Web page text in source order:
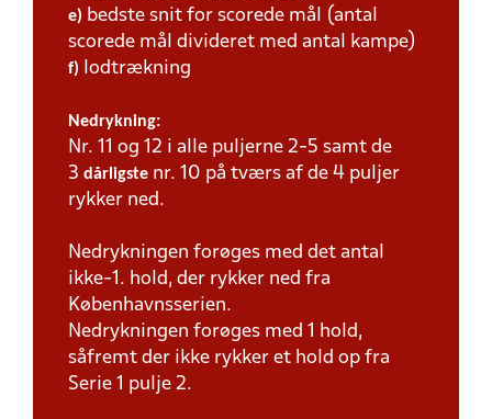
e) bedste snit for scorede mål (antal
scorede mål divideret med antal kampe)
f) lodtrækning
Nedrykning:
Nr. 11 og 12 i alle puljerne 2-5 samt de
3 dårligste nr. 10 på tværs af de 4 puljer
rykker ned.
Nedrykningen forøges med det antal
ikke-1. hold, der rykker ned fra
Københavnsserien.
Nedrykningen forøges med 1 hold,
såfremt der ikke rykker et hold op fra
Serie 1 pulje 2.